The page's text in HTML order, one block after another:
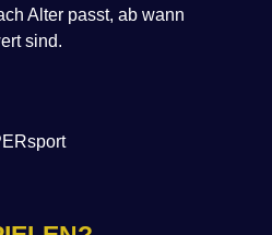
Alter passt, ab wann
sind.